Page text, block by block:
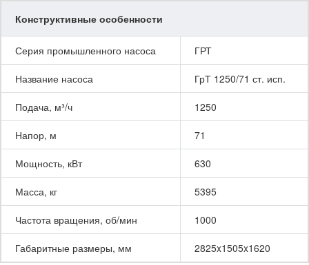
Конструктивные особенности
Серия промышленного насоса ГРТ
Название насоса ГрТ 1250/71 ст. исп.
Подача, м³/ч 1250
Напор, м 71
Мощность, кВт 630
Масса, кг 5395
Частота вращения, об/мин 1000
Габаритные размеры, мм 2825x1505x1620